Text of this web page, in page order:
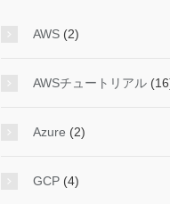
AWS (2)
AWSチュートリアル
Azure (2)
GCP (4)